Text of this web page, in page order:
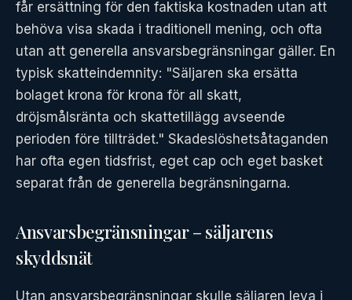
får ersättning för den faktiska kostnaden utan att
behöva visa skada i traditionell mening, och ofta
utan att generella ansvarsbegränsningar gäller. En
typisk skatteindemnity: "Säljaren ska ersätta
bolaget krona för krona för all skatt,
dröjsmålsränta och skattetillägg avseende
perioden före tillträdet." Skadeslöshetsåtaganden
har ofta egen tidsfrist, eget cap och eget basket
separat från de generella begränsningarna.
Ansvarsbegränsningar – säljarens
skyddsnät
Utan ansvarsbegränsningar skulle säljaren leva i